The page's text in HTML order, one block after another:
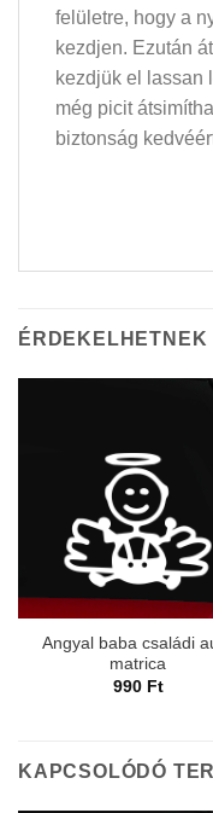
felületre, hogy a
kezdjen. Ezután
kezdjük el lassan
még picit
biztonság
Angyal baba családi
matrica
990 Ft
KAPCSOLÓDÓ